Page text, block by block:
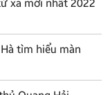
xa mới nhất 2022
tìm hiểu màn